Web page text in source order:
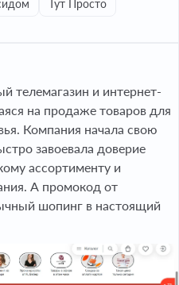
Тут Просто
телемагазин и интернет-
на продаже товаров для
Компания начала свою
завоевала доверие
ассортименту и
А промокод от
шопинг в настоящий